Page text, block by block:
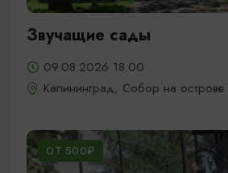
Звучащие сады
09.08.2026 18:00
Калининград, Собор на острове
ОТ 500₽